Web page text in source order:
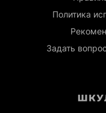
Политика
Задать